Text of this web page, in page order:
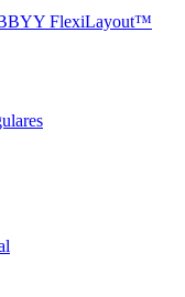
FlexiLayout™